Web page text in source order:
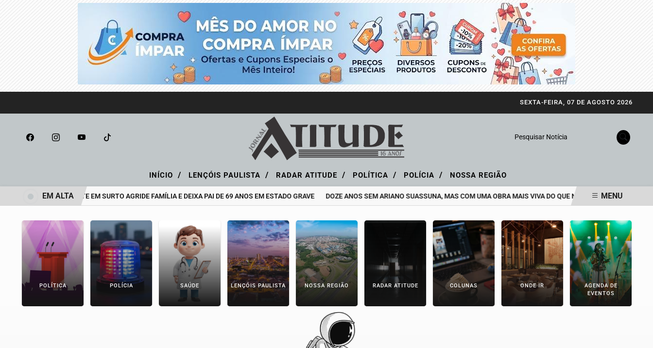
SEXTA-FEIRA, 07 DE AGOSTO 2026
Pesquisar Notícia
INÍCIO / LENÇÓIS PAULISTA / RADAR ATITUDE / POLÍTICA / POLÍCIA / NOSSA REGIÃO
ADOLESCENTE EM SURTO AGRIDE FAMÍLIA E DEIXA PAI DE 69 ANOS EM ESTADO GRAVE DOZE ANOS SEM ARIANO SUASSUNA, MAS COM UMA OBRA MAIS VIVA DO QUE NUNCA EJA GANHA
EM ALTA MENU
POLÍTICA POLÍCIA SAÚDE LENÇÓIS PAULISTA NOSSA REGIÃO RADAR ATITUDE COLUNAS ONDE IR
AGENDA DE
EVENTOS